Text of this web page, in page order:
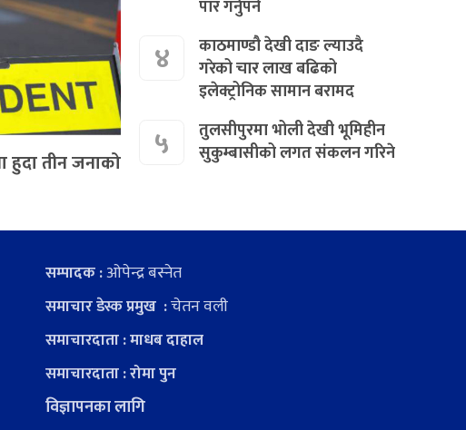
हुदा तीन जनाको
पार गर्नुपर्ने
४
काठमाण्डौ देखी दाङ ल्याउदै
गरेको चार लाख बढिको
इलेक्ट्रोनिक सामान बरामद
५
तुलसीपुरमा भोली देखी भूमिहीन
सुकुम्बासीको लगत संकलन गरिने
सम्पादक :ओपेन्द्र बस्नेत
समाचार डेस्क प्रमुख :चेतन वली
समाचारदाता : माधब दाहाल
समाचारदाता : रोमा पुन
विज्ञापनका लागि